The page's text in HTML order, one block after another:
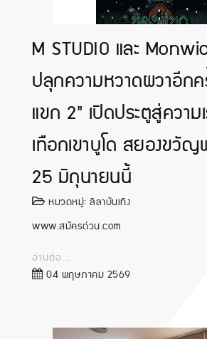
M STUDIO และ
ปลุกความหวาดผวาอีกค
แขก 2" เปิดประตูสู่ความ
เทือกเขาบูโด สยองขวั
25 มิถุนายนนี้
หมวดหมู่: ลีลาบันเทิง
www.สมัครด่วน.com
อ่านต่อ...
04 พฤษภาคม 2569